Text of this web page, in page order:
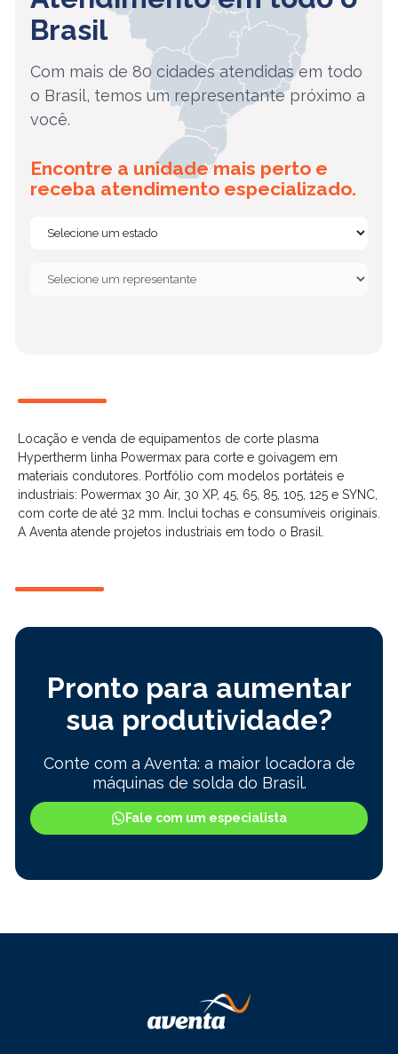
Brasil
Com mais de 80 cidades atendidas em todo
o Brasil, temos um representante próximo a
você.
Encontre a unidade mais perto e
receba atendimento especializado.
Locação e venda de equipamentos de corte plasma
Hypertherm linha Powermax para corte e goivagem em
materiais condutores. Portfólio com modelos portáteis e
industriais: Powermax 30 Air, 30 XP, 45, 65, 85, 105, 125 e SYNC,
com corte de até 32 mm. Inclui tochas e consumíveis originais.
A Aventa atende projetos industriais em todo o Brasil.
Pronto para aumentar
sua produtividade?
Conte com a Aventa: a maior locadora de
máquinas de solda do Brasil.
Fale com um especialista